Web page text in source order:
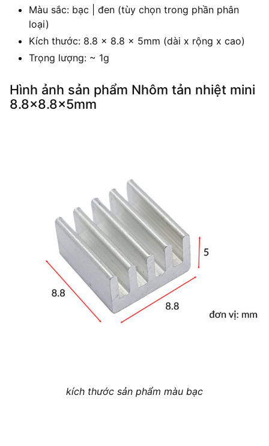
Màu sắc: bạc | đen (tùy chọn trong phần phân
loại)
Kích thước: 8.8 x 8.8 x 5mm (dài x rộng x cao)
Trọng lượng: ~ 1g
Hình ảnh sản phẩm Nhôm tản nhiệt mini
8.8×8.8x5mm
kích thước sản phẩm màu bạc